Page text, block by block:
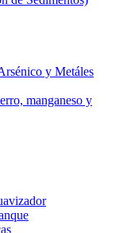
y Metáles
manganeso y